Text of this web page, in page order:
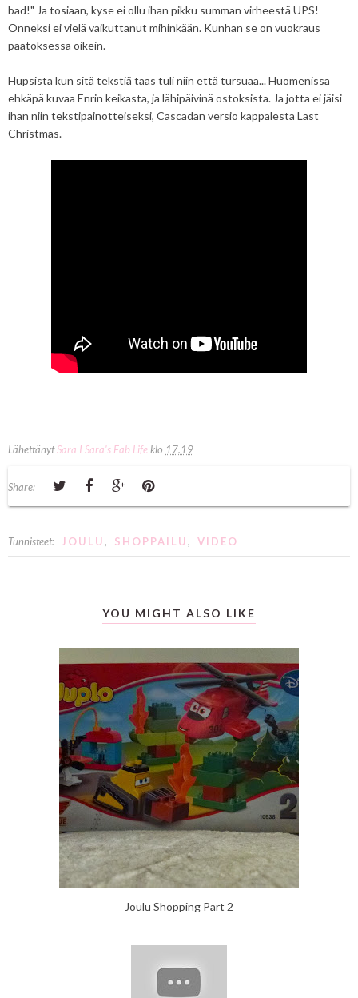
bad!" Ja tosiaan, kyse ei ollu ihan pikku summan virheestä UPS!
Onneksi ei vielä vaikuttanut mihinkään. Kunhan se on vuokraus
päätöksessä oikein.
Hupsista kun sitä tekstiä taas tuli niin että tursuaa... Huomenissa
ehkäpä kuvaa Enrin keikasta, ja lähipäivinä ostoksista. Ja jotta ei jäisi
ihan niin tekstipainotteiseksi, Cascadan versio kappalesta Last
Christmas.
LähettänytSara I Sara's Fab Lifeklo 17.19
Share:
Tunnisteet: JOULU, SHOPPAILU, VIDEO
YOU MIGHT ALSO LIKE
Joulu Shopping Part 2